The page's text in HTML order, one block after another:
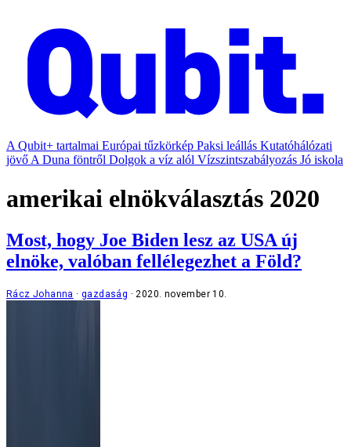
A Qubit+ tartalmai Európai tűzkörkép Paksi leállás Kutatóhálózati
jövő A Duna föntről Dolgok a víz alól Vízszintszabályozás Jó iskola
amerikai elnökválasztás 2020
Most, hogy Joe Biden lesz az USA új
elnöke, valóban fellélegezhet a Föld?
Rácz Johanna gazdaság 2020. november 10.